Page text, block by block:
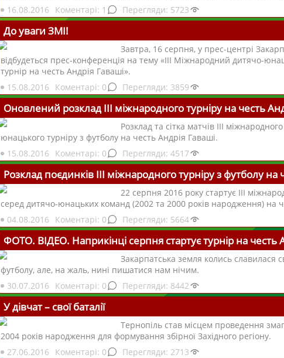
16.08.2016
1 5723
До уваги ЗМІ!
Завтра, 16 серпня, у прес-центрі
відбудеться прес-конференція на тему «ІІІ Міжнародний дитячо-
турнір на честь Андрія Гаваші».
15.08.2016
0 3859
Оновлений розклад ІІІ міжнародного турніру на честь
Розклад та сітка матчів III
юнацького турніру з футболу на честь Андрія Гаваші.
15.08.2016
0 4517
Розклад поєдинків ІІІ міжнародного турніру з футболу на
22 серпня 2016 року стартує ІІІ
серед дитячо-юнацьких команд (2002 та 2000 років народження) на
04.08.2016
0 5664
ФОТО. ВІДЕО. Наприкінці серпня стартує турнір на честь
Закарпатська земля колись славилася
футболу, але, на жаль, нині пишатися нам нічим.
30.07.2016
0 8442
У дівчат – свої баталії
Тернопіль став місцем проведення
2004 років народження для формування збірної Західного регіону.
27.06.2016
0 2713